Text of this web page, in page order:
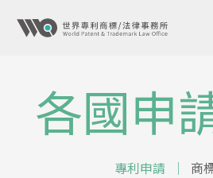
各國申
專利申請 │ 商